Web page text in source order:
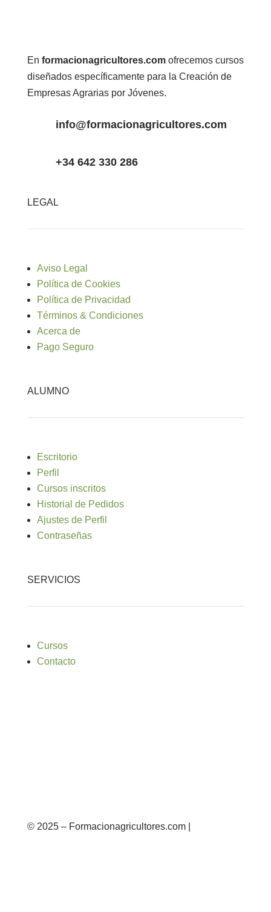
En formacionagricultores.comofrecemos cursos
diseñados específicamente para la Creación de
Empresas Agrarias por Jóvenes.
info@formacionagricultores.com
+34 642 330 286
LEGAL
Aviso Legal
Política de Cookies
Política de Privacidad
Términos & Condiciones
Acerca de
Pago Seguro
ALUMNO
Escritorio
Perfil
Cursos inscritos
Historial de Pedidos
Ajustes de Perfil
Contraseñas
SERVICIOS
Cursos
Contacto
© 2025 – Formacionagricultores.com |